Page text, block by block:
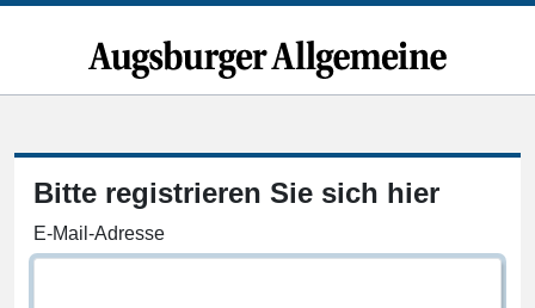
Bitte registrieren Sie sich hier
E-Mail-Adresse